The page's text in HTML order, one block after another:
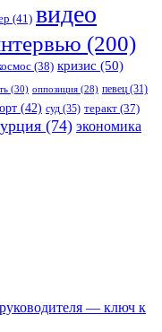
(41) видео
(200)
(38) кризис (50)
(30) оппозиция (28) певец (31)
(42) суд (35) теракт (37)
(74) экономика
— ключ к